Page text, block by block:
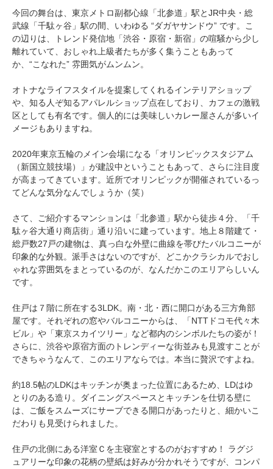
今回の舞台は、東京メトロ副都心線「北参道」駅とJR中央・総
武線「千駄ヶ谷」駅の間、いわゆる “ダガヤサンドウ” です。こ
の辺りは、トレンド発信地「渋谷・原宿・新宿」の喧騒から少し
離れていて、おしゃれ上級者たちが多く集うこともあって
か、“こなれた” 雰囲気がムンムン。
オトナなライフスタイルを提案してくれるインテリアショップ
や、知る人ぞ知るアパレルショップ点在しており、カフェの激戦
区としても有名です。個人的には美味しいカレー屋さんが多いイ
メージもありますね。
2020年東京五輪のメイン会場になる「オリンピックスタジアム
（新国立競技場）」が建設中ということもあって、さらに注目度
が高まってきています。近所でオリンピックが開催されているっ
てどんな気分なんでしょうか（笑）
さて、ご紹介するマンションは「北参道」駅から徒歩４分、「千
駄ヶ谷大通り商店街」通り沿いに建っています。地上８階建て・
総戸数27戸の建物は、真っ白な外壁に曲線を帯びたバルコニーが
印象的な外観。派手さはないのですが、どこかクラシカルでおし
ゃれな雰囲気をまとっているのが、なんだかこのエリアらしいん
です。
住戸は７階に所在する3LDK。南・北・西に開口がある三方角部
屋です。それぞれの窓やバルコニーからは、「NTTドコモ代々木
ビル」や「東京スカイツリー」など都内のシンボルたちの姿が！
さらに、渋谷や原宿方面のトレンディーな街並みも見渡すことが
できちゃうなんて、このエリアならでは。本当に贅沢ですよね。
約18.5帖のLDKはキッチンが奥まった位置にあるため、LDはゆ
とりのある造り。ダイニングスペースとキッチンを仕切る壁に
は、ご飯をスムーズにサーブできる開口があったりと、細かいこ
だわりも見受けられました。
住戸の北側にある洋室Ｃを主寝室とするのがおすすめ！ ラグジ
ュアリーな印象の花柄の壁紙は好みが分かれそうですが、コンパ